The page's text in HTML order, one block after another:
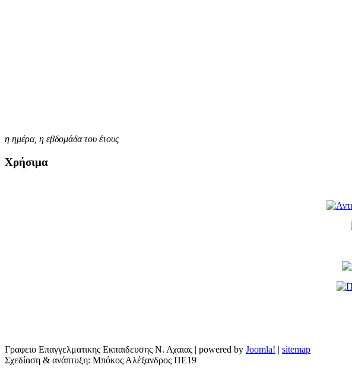
η ημέρα, η εβδομάδα του έτους
Χρήσιμα
Γραφειο Επαγγελματικης Εκπαιδευσης Ν. Αχαιας | powered by Joomla! | sitemap
Σχεδίαση & ανάπτυξη: Μπόκος Αλέξανδρος ΠΕ19